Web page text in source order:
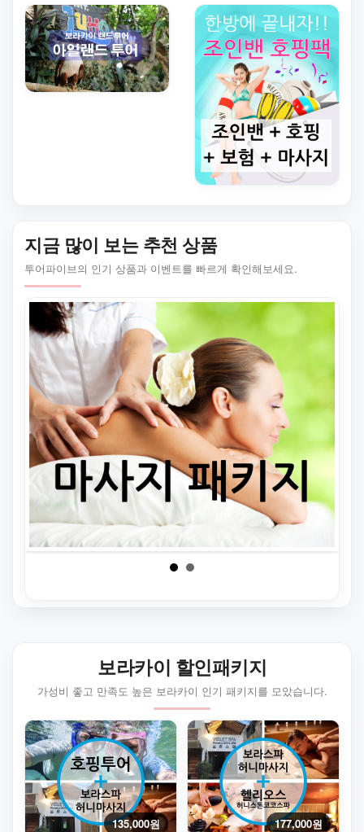
지금 많이 보는 추천 상품
투어파이브의 인기 상품과 이벤트를 빠르게 확인해보세요.
보라카이 할인패키지
가성비 좋고 만족도 높은 보라카이 인기 패키지를 모았습니다.
135,000원 177,000원